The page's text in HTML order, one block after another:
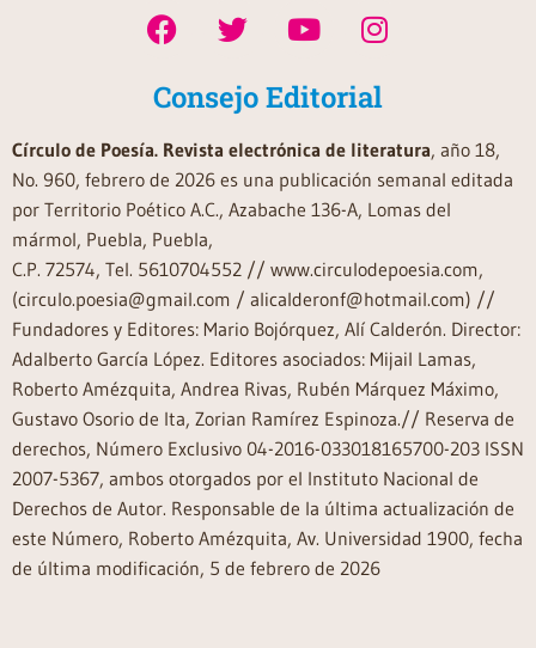
Consejo Editorial
Círculo de Poesía. Revista electrónica de literatura, año 18,
No. 960, febrero de 2026 es una publicación semanal editada
por Territorio Poético A.C., Azabache 136-A, Lomas del
mármol, Puebla, Puebla,
C.P. 72574, Tel. 5610704552 // www.circulodepoesia.com,
(circulo.poesia@gmail.com / alicalderonf@hotmail.com) //
Fundadores y Editores: Mario Bojórquez, Alí Calderón. Director:
Adalberto García López. Editores asociados: Mijail Lamas,
Roberto Amézquita, Andrea Rivas, Rubén Márquez Máximo,
Gustavo Osorio de Ita, Zorian Ramírez Espinoza.// Reserva de
derechos, Número Exclusivo 04-2016-033018165700-203 ISSN
2007-5367, ambos otorgados por el Instituto Nacional de
Derechos de Autor. Responsable de la última actualización de
este Número, Roberto Amézquita, Av. Universidad 1900, fecha
de última modificación, 5 de febrero de 2026